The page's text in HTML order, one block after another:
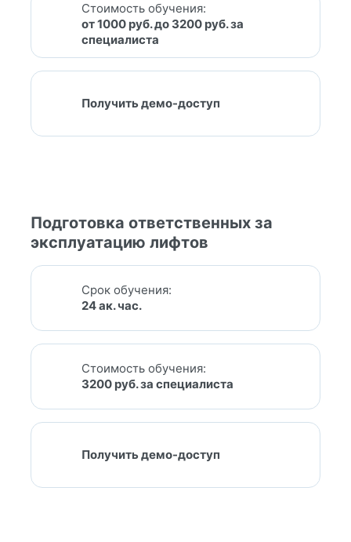
Стоимость обучения:
от 1000 руб. до 3200 руб. за
специалиста
Получить демо-доступ
Подготовка ответственных за
эксплуатацию лифтов
Срок обучения:
24 ак. час.
Стоимость обучения:
3200 руб. за специалиста
Получить демо-доступ